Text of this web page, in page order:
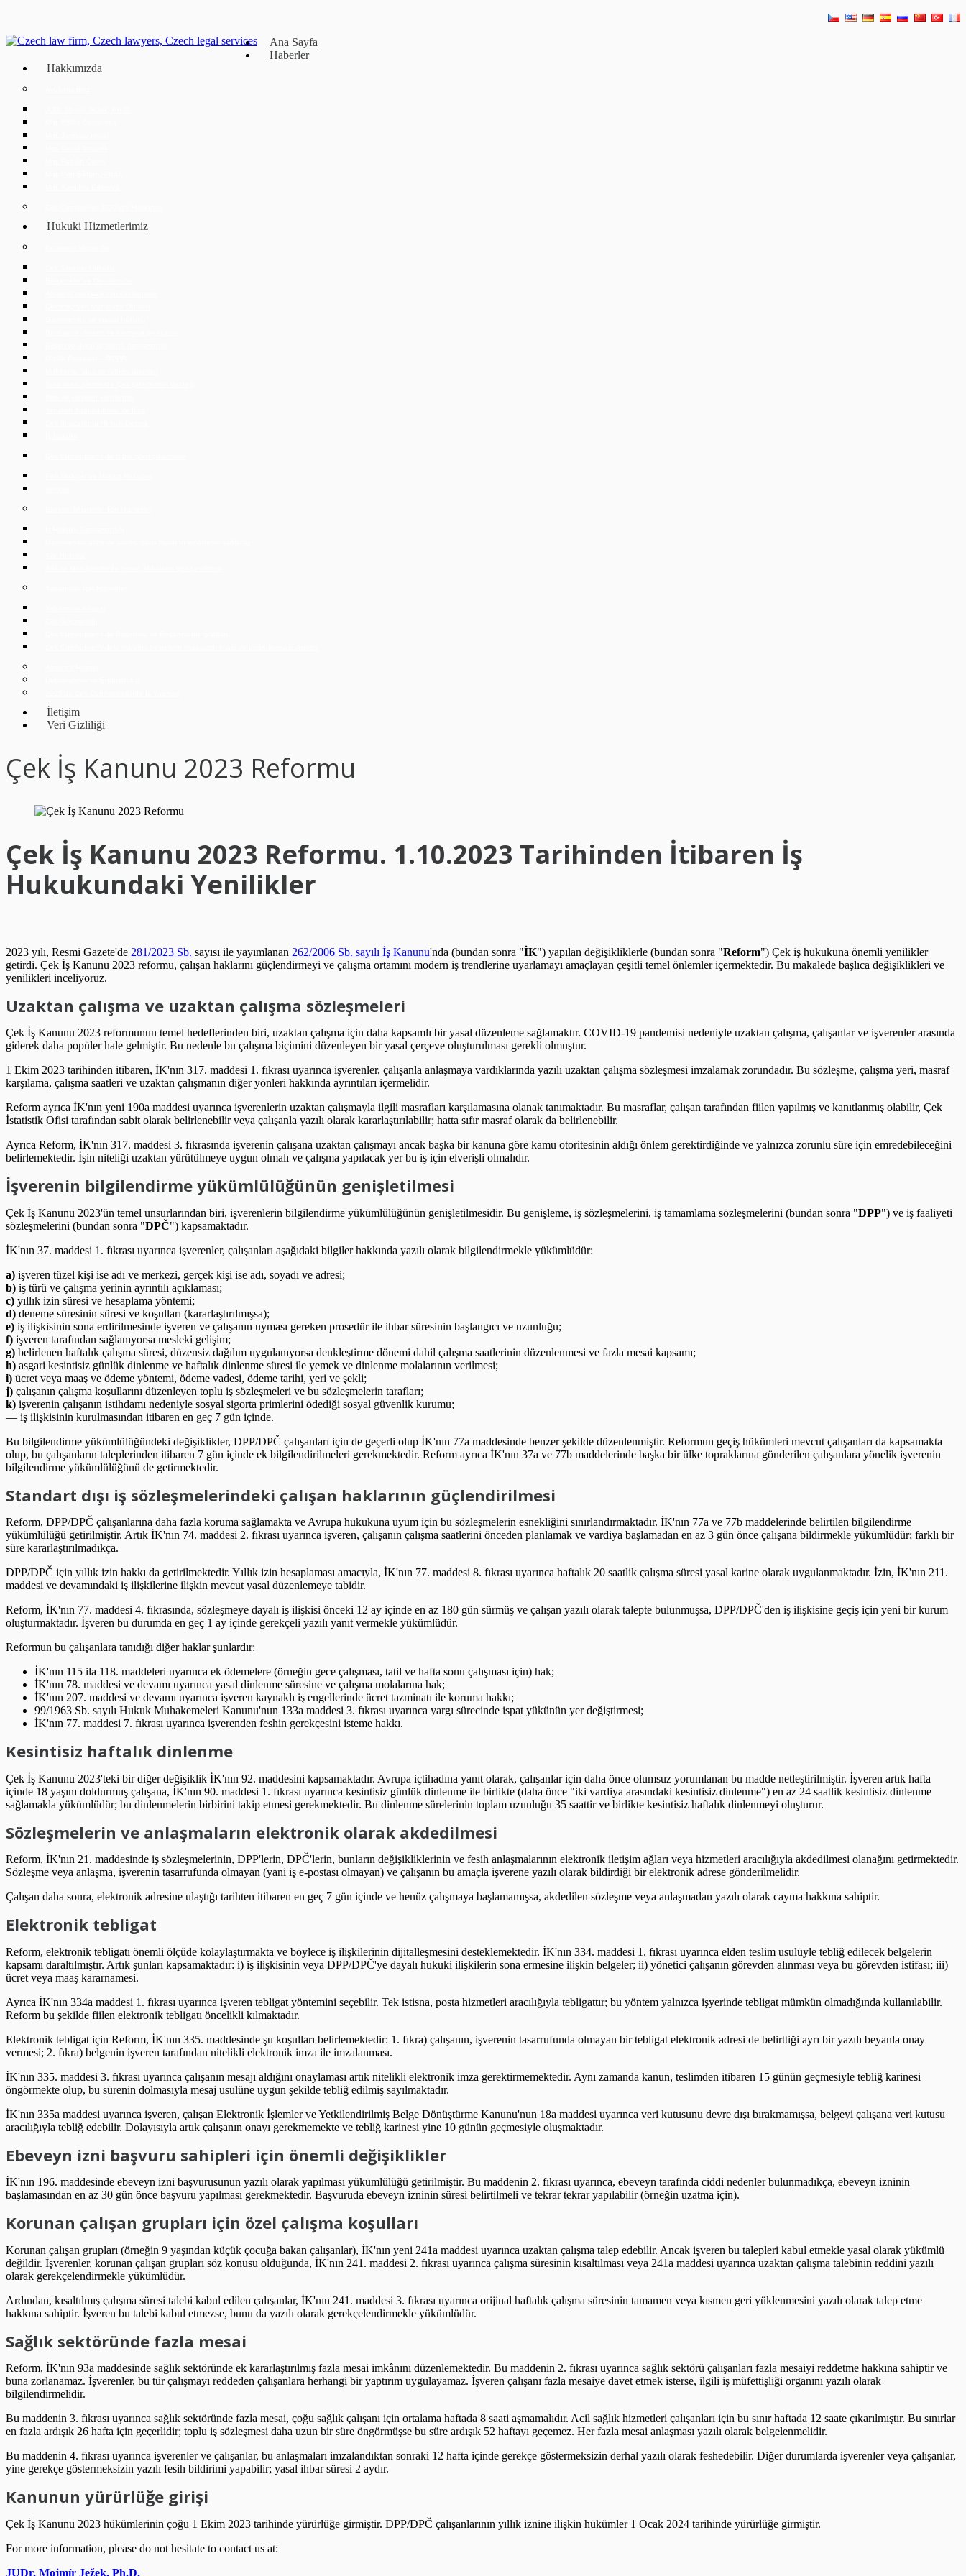
Ana Sayfa
Haberler
Hakkımızda
Hukuki Hizmetlerimiz
İletişim
Veri Gizliliği
Çek İş Kanunu 2023 Reformu
Çek İş Kanunu 2023 Reformu. 1.10.2023 Tarihinden İtibaren İş
Hukukundaki Yenilikler
2023 yılı, Resmi Gazete'de 281/2023 Sb. sayısı ile yayımlanan 262/2006 Sb. sayılı İş Kanunu'nda (bundan sonra "İK") yapılan değişikliklerle (bundan sonra "Reform") Çek iş hukukuna önemli yenilikler
getirdi. Çek İş Kanunu 2023 reformu, çalışan haklarını güçlendirmeyi ve çalışma ortamını modern iş trendlerine uyarlamayı amaçlayan çeşitli temel önlemler içermektedir. Bu makalede başlıca değişiklikleri ve
yenilikleri inceliyoruz.
Uzaktan çalışma ve uzaktan çalışma sözleşmeleri
Çek İş Kanunu 2023 reformunun temel hedeflerinden biri, uzaktan çalışma için daha kapsamlı bir yasal düzenleme sağlamaktır. COVID-19 pandemisi nedeniyle uzaktan çalışma, çalışanlar ve işverenler arasında
giderek daha popüler hale gelmiştir. Bu nedenle bu çalışma biçimini düzenleyen bir yasal çerçeve oluşturulması gerekli olmuştur.
1 Ekim 2023 tarihinden itibaren, İK'nın 317. maddesi 1. fıkrası uyarınca işverenler, çalışanla anlaşmaya vardıklarında yazılı uzaktan çalışma sözleşmesi imzalamak zorundadır. Bu sözleşme, çalışma yeri, masraf
karşılama, çalışma saatleri ve uzaktan çalışmanın diğer yönleri hakkında ayrıntıları içermelidir.
Reform ayrıca İK'nın yeni 190a maddesi uyarınca işverenlerin uzaktan çalışmayla ilgili masrafları karşılamasına olanak tanımaktadır. Bu masraflar, çalışan tarafından fiilen yapılmış ve kanıtlanmış olabilir, Çek
İstatistik Ofisi tarafından sabit olarak belirlenebilir veya çalışanla yazılı olarak kararlaştırılabilir; hatta sıfır masraf olarak da belirlenebilir.
Ayrıca Reform, İK'nın 317. maddesi 3. fıkrasında işverenin çalışana uzaktan çalışmayı ancak başka bir kanuna göre kamu otoritesinin aldığı önlem gerektirdiğinde ve yalnızca zorunlu süre için emredebileceğini
belirlemektedir. İşin niteliği uzaktan yürütülmeye uygun olmalı ve çalışma yapılacak yer bu iş için elverişli olmalıdır.
İşverenin bilgilendirme yükümlülüğünün genişletilmesi
Çek İş Kanunu 2023'ün temel unsurlarından biri, işverenlerin bilgilendirme yükümlülüğünün genişletilmesidir. Bu genişleme, iş sözleşmelerini, iş tamamlama sözleşmelerini (bundan sonra "DPP") ve iş faaliyeti
sözleşmelerini (bundan sonra "DPČ") kapsamaktadır.
İK'nın 37. maddesi 1. fıkrası uyarınca işverenler, çalışanları aşağıdaki bilgiler hakkında yazılı olarak bilgilendirmekle yükümlüdür:
a) işveren tüzel kişi ise adı ve merkezi, gerçek kişi ise adı, soyadı ve adresi;
b) iş türü ve çalışma yerinin ayrıntılı açıklaması;
c) yıllık izin süresi ve hesaplama yöntemi;
d) deneme süresinin süresi ve koşulları (kararlaştırılmışsa);
e) iş ilişkisinin sona erdirilmesinde işveren ve çalışanın uyması gereken prosedür ile ihbar süresinin başlangıcı ve uzunluğu;
f) işveren tarafından sağlanıyorsa mesleki gelişim;
g) belirlenen haftalık çalışma süresi, düzensiz dağılım uygulanıyorsa denkleştirme dönemi dahil çalışma saatlerinin düzenlenmesi ve fazla mesai kapsamı;
h) asgari kesintisiz günlük dinlenme ve haftalık dinlenme süresi ile yemek ve dinlenme molalarının verilmesi;
i) ücret veya maaş ve ödeme yöntemi, ödeme vadesi, ödeme tarihi, yeri ve şekli;
j) çalışanın çalışma koşullarını düzenleyen toplu iş sözleşmeleri ve bu sözleşmelerin tarafları;
k) işverenin çalışanın istihdamı nedeniyle sosyal sigorta primlerini ödediği sosyal güvenlik kurumu;
— iş ilişkisinin kurulmasından itibaren en geç 7 gün içinde.
Bu bilgilendirme yükümlülüğündeki değişiklikler, DPP/DPČ çalışanları için de geçerli olup İK'nın 77a maddesinde benzer şekilde düzenlenmiştir. Reformun geçiş hükümleri mevcut çalışanları da kapsamakta
olup, bu çalışanların taleplerinden itibaren 7 gün içinde ek bilgilendirilmeleri gerekmektedir. Reform ayrıca İK'nın 37a ve 77b maddelerinde başka bir ülke topraklarına gönderilen çalışanlara yönelik işverenin
bilgilendirme yükümlülüğünü de getirmektedir.
Standart dışı iş sözleşmelerindeki çalışan haklarının güçlendirilmesi
Reform, DPP/DPČ çalışanlarına daha fazla koruma sağlamakta ve Avrupa hukukuna uyum için bu sözleşmelerin esnekliğini sınırlandırmaktadır. İK'nın 77a ve 77b maddelerinde belirtilen bilgilendirme
yükümlülüğü getirilmiştir. Artık İK'nın 74. maddesi 2. fıkrası uyarınca işveren, çalışanın çalışma saatlerini önceden planlamak ve vardiya başlamadan en az 3 gün önce çalışana bildirmekle yükümlüdür; farklı bir
süre kararlaştırılmadıkça.
DPP/DPČ için yıllık izin hakkı da getirilmektedir. Yıllık izin hesaplaması amacıyla, İK'nın 77. maddesi 8. fıkrası uyarınca haftalık 20 saatlik çalışma süresi yasal karine olarak uygulanmaktadır. İzin, İK'nın 211.
maddesi ve devamındaki iş ilişkilerine ilişkin mevcut yasal düzenlemeye tabidir.
Reform, İK'nın 77. maddesi 4. fıkrasında, sözleşmeye dayalı iş ilişkisi önceki 12 ay içinde en az 180 gün sürmüş ve çalışan yazılı olarak talepte bulunmuşsa, DPP/DPČ'den iş ilişkisine geçiş için yeni bir kurum
oluşturmaktadır. İşveren bu durumda en geç 1 ay içinde gerekçeli yazılı yanıt vermekle yükümlüdür.
Reformun bu çalışanlara tanıdığı diğer haklar şunlardır:
İK'nın 115 ila 118. maddeleri uyarınca ek ödemelere (örneğin gece çalışması, tatil ve hafta sonu çalışması için) hak;
İK'nın 78. maddesi ve devamı uyarınca yasal dinlenme süresine ve çalışma molalarına hak;
İK'nın 207. maddesi ve devamı uyarınca işveren kaynaklı iş engellerinde ücret tazminatı ile koruma hakkı;
99/1963 Sb. sayılı Hukuk Muhakemeleri Kanunu'nun 133a maddesi 3. fıkrası uyarınca yargı sürecinde ispat yükünün yer değiştirmesi;
İK'nın 77. maddesi 7. fıkrası uyarınca işverenden feshin gerekçesini isteme hakkı.
Kesintisiz haftalık dinlenme
Çek İş Kanunu 2023'teki bir diğer değişiklik İK'nın 92. maddesini kapsamaktadır. Avrupa içtihadına yanıt olarak, çalışanlar için daha önce olumsuz yorumlanan bu madde netleştirilmiştir. İşveren artık hafta
içinde 18 yaşını doldurmuş çalışana, İK'nın 90. maddesi 1. fıkrası uyarınca kesintisiz günlük dinlenme ile birlikte (daha önce "iki vardiya arasındaki kesintisiz dinlenme") en az 24 saatlik kesintisiz dinlenme
sağlamakla yükümlüdür; bu dinlenmelerin birbirini takip etmesi gerekmektedir. Bu dinlenme sürelerinin toplam uzunluğu 35 saattir ve birlikte kesintisiz haftalık dinlenmeyi oluşturur.
Sözleşmelerin ve anlaşmaların elektronik olarak akdedilmesi
Reform, İK'nın 21. maddesinde iş sözleşmelerinin, DPP'lerin, DPČ'lerin, bunların değişikliklerinin ve fesih anlaşmalarının elektronik iletişim ağları veya hizmetleri aracılığıyla akdedilmesi olanağını getirmektedir.
Sözleşme veya anlaşma, işverenin tasarrufunda olmayan (yani iş e-postası olmayan) ve çalışanın bu amaçla işverene yazılı olarak bildirdiği bir elektronik adrese gönderilmelidir.
Çalışan daha sonra, elektronik adresine ulaştığı tarihten itibaren en geç 7 gün içinde ve henüz çalışmaya başlamamışsa, akdedilen sözleşme veya anlaşmadan yazılı olarak cayma hakkına sahiptir.
Elektronik tebligat
Reform, elektronik tebligatı önemli ölçüde kolaylaştırmakta ve böylece iş ilişkilerinin dijitalleşmesini desteklemektedir. İK'nın 334. maddesi 1. fıkrası uyarınca elden teslim usulüyle tebliğ edilecek belgelerin
kapsamı daraltılmıştır. Artık şunları kapsamaktadır: i) iş ilişkisinin veya DPP/DPČ'ye dayalı hukuki ilişkilerin sona ermesine ilişkin belgeler; ii) yönetici çalışanın görevden alınması veya bu görevden istifası; iii)
ücret veya maaş kararnamesi.
Ayrıca İK'nın 334a maddesi 1. fıkrası uyarınca işveren tebligat yöntemini seçebilir. Tek istisna, posta hizmetleri aracılığıyla tebligattır; bu yöntem yalnızca işyerinde tebligat mümkün olmadığında kullanılabilir.
Reform bu şekilde fiilen elektronik tebligatı öncelikli kılmaktadır.
Elektronik tebligat için Reform, İK'nın 335. maddesinde şu koşulları belirlemektedir: 1. fıkra) çalışanın, işverenin tasarrufunda olmayan bir tebligat elektronik adresi de belirttiği ayrı bir yazılı beyanla onay
vermesi; 2. fıkra) belgenin işveren tarafından nitelikli elektronik imza ile imzalanması.
İK'nın 335. maddesi 3. fıkrası uyarınca çalışanın mesajı aldığını onaylaması artık nitelikli elektronik imza gerektirmemektedir. Aynı zamanda kanun, teslimden itibaren 15 günün geçmesiyle tebliğ karinesi
öngörmekte olup, bu sürenin dolmasıyla mesaj usulüne uygun şekilde tebliğ edilmiş sayılmaktadır.
İK'nın 335a maddesi uyarınca işveren, çalışan Elektronik İşlemler ve Yetkilendirilmiş Belge Dönüştürme Kanunu'nun 18a maddesi uyarınca veri kutusunu devre dışı bırakmamışsa, belgeyi çalışana veri kutusu
aracılığıyla tebliğ edebilir. Dolayısıyla artık çalışanın onayı gerekmemekte ve tebliğ karinesi yine 10 günün geçmesiyle oluşmaktadır.
Ebeveyn izni başvuru sahipleri için önemli değişiklikler
İK'nın 196. maddesinde ebeveyn izni başvurusunun yazılı olarak yapılması yükümlülüğü getirilmiştir. Bu maddenin 2. fıkrası uyarınca, ebeveyn tarafında ciddi nedenler bulunmadıkça, ebeveyn izninin
başlamasından en az 30 gün önce başvuru yapılması gerekmektedir. Başvuruda ebeveyn izninin süresi belirtilmeli ve tekrar tekrar yapılabilir (örneğin uzatma için).
Korunan çalışan grupları için özel çalışma koşulları
Korunan çalışan grupları (örneğin 9 yaşından küçük çocuğa bakan çalışanlar), İK'nın yeni 241a maddesi uyarınca uzaktan çalışma talep edebilir. Ancak işveren bu talepleri kabul etmekle yasal olarak yükümlü
değildir. İşverenler, korunan çalışan grupları söz konusu olduğunda, İK'nın 241. maddesi 2. fıkrası uyarınca çalışma süresinin kısaltılması veya 241a maddesi uyarınca uzaktan çalışma talebinin reddini yazılı
olarak gerekçelendirmekle yükümlüdür.
Ardından, kısaltılmış çalışma süresi talebi kabul edilen çalışanlar, İK'nın 241. maddesi 3. fıkrası uyarınca orijinal haftalık çalışma süresinin tamamen veya kısmen geri yüklenmesini yazılı olarak talep etme
hakkına sahiptir. İşveren bu talebi kabul etmezse, bunu da yazılı olarak gerekçelendirmekle yükümlüdür.
Sağlık sektöründe fazla mesai
Reform, İK'nın 93a maddesinde sağlık sektöründe ek kararlaştırılmış fazla mesai imkânını düzenlemektedir. Bu maddenin 2. fıkrası uyarınca sağlık sektörü çalışanları fazla mesaiyi reddetme hakkına sahiptir ve
buna zorlanamaz. İşverenler, bu tür çalışmayı reddeden çalışanlara herhangi bir yaptırım uygulayamaz. İşveren çalışanı fazla mesaiye davet etmek isterse, ilgili iş müfettişliği organını yazılı olarak
bilgilendirmelidir.
Bu maddenin 3. fıkrası uyarınca sağlık sektöründe fazla mesai, çoğu sağlık çalışanı için ortalama haftada 8 saati aşmamalıdır. Acil sağlık hizmetleri çalışanları için bu sınır haftada 12 saate çıkarılmıştır. Bu sınırlar
en fazla ardışık 26 hafta için geçerlidir; toplu iş sözleşmesi daha uzun bir süre öngörmüşse bu süre ardışık 52 haftayı geçemez. Her fazla mesai anlaşması yazılı olarak belgelenmelidir.
Bu maddenin 4. fıkrası uyarınca işverenler ve çalışanlar, bu anlaşmaları imzalandıktan sonraki 12 hafta içinde gerekçe göstermeksizin derhal yazılı olarak feshedebilir. Diğer durumlarda işverenler veya çalışanlar,
yine gerekçe göstermeksizin yazılı fesih bildirimi yapabilir; yasal ihbar süresi 2 aydır.
Kanunun yürürlüğe girişi
Çek İş Kanunu 2023 hükümlerinin çoğu 1 Ekim 2023 tarihinde yürürlüğe girmiştir. DPP/DPČ çalışanlarının yıllık iznine ilişkin hükümler 1 Ocak 2024 tarihinde yürürlüğe girmiştir.
For more information, please do not hesitate to contact us at:
JUDr. Mojmír Ježek, Ph.D.